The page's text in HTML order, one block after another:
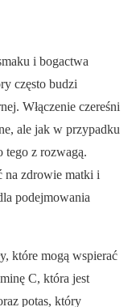
i bogactwa
często budzi
Włączenie czereśni
ale jak w przypadku
tego z rozwagą.
na zdrowie matki i
podejmowania
które mogą wspierać
C, która jest
potas, który